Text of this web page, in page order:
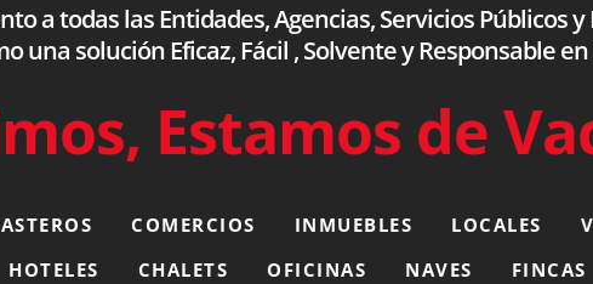
a todas las Entidades, Agencias, Servicios Públicos
una solución Eficaz, Fácil , Solvente y Responsable
Estamos de
COMERCIOS INMUEBLES LOCALES
HOTELES CHALETS OFICINAS NAVES FINCAS